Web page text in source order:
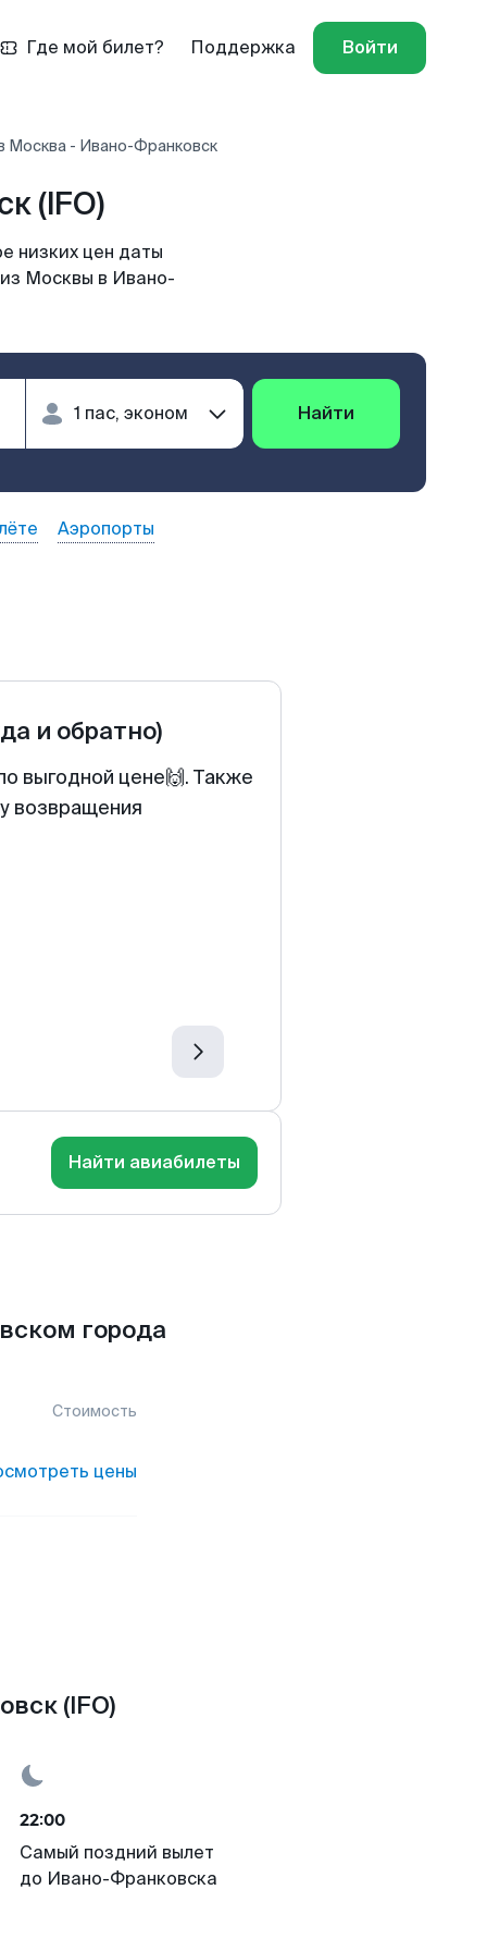
Где мой билет? Поддержка Войти
Москва - Ивано-Франковск
(IFO)
низких цен даты
Москвы в Ивано-
Найти
Аэропорты
и обратно)
выгодной цене🙌. Также
возвращения
Найти авиабилеты
города
Стоимость
цены
(IFO)
22:00
Самый поздний вылет
до Ивано-Франковска